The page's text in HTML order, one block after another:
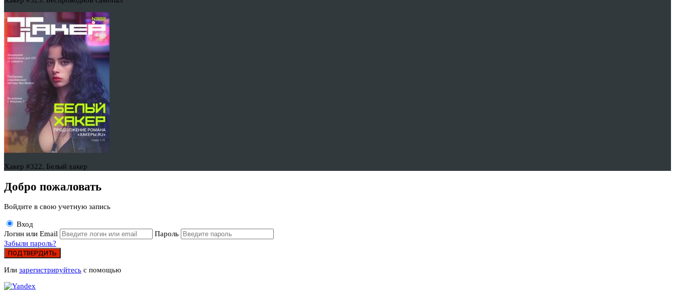
Хакер #322. Белый хакер
Добро пожаловать
Войдите в свою учетную запись
Вход
Логин или Email
Пароль
Забыли пароль?
ПОДТВЕРДИТЬ
Или зарегистрируйтесь с помощью